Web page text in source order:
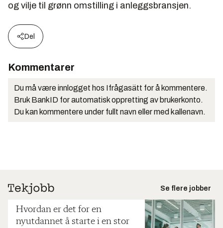
og vilje til grønn omstilling i anleggsbransjen.
Del
Kommentarer
Du må være innlogget hos Ifrågasätt for å kommentere.
Bruk BankID for automatisk oppretting av brukerkonto.
Du kan kommentere under fullt navn eller med kallenavn.
Se flere jobber
Hvordan er det for en
nyutdannet å starte i en stor